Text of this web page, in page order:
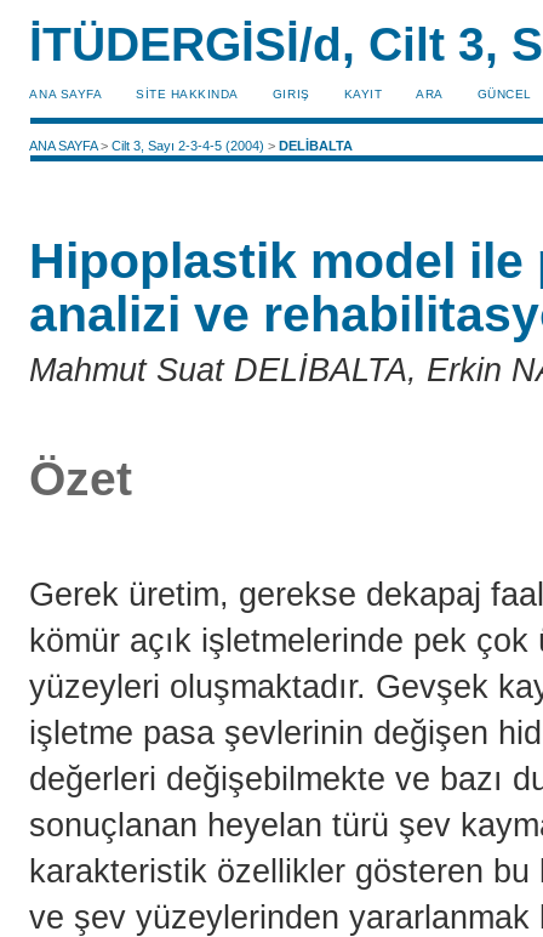
İTÜDERGİSİ/d, Cilt 3,
ANA SAYFA SİTE HAKKINDA GIRIŞ KAYIT ARA GÜNCEL
ANA SAYFA>Cilt 3, Sayı 2-3-4-5 (2004) >DELİBALTA
Hipoplastik model
analizi ve
Mahmut Suat DELİBALTA, Erkin
Özet
Gerek üretim, gerekse dekapaj
kömür açık işletmelerinde pek
yüzeyleri oluşmaktadır. Gevşek
işletme pasa şevlerinin değişen
değerleri değişebilmekte ve bazı
sonuçlanan heyelan türü şev
karakteristik özellikler gösteren bu
ve şev yüzeylerinden yararlanmak